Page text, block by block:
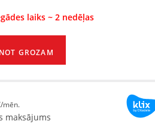
laiks ~ 2 nedēļas
GROZAM